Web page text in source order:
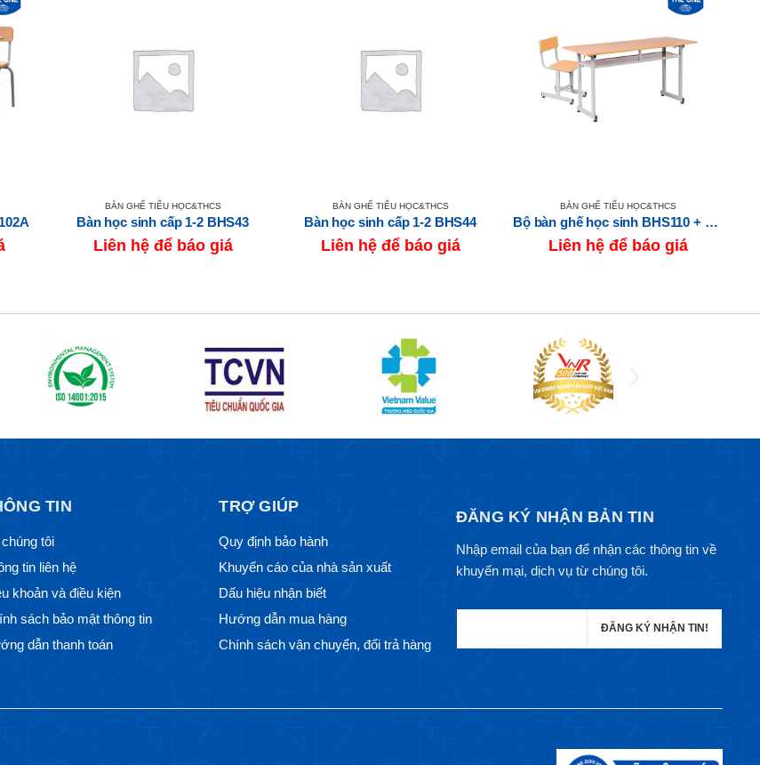
BÀN GHẾ TIỂU HỌC&THCS
Bàn học sinh cấp 1-2 BHS43
Liên hệ để báo giá
BÀN GHẾ TIỂU HỌC&THCS
Bàn học sinh cấp 1-2 BHS44
Liên hệ để báo giá
BÀN GHẾ TIỂU HỌC&THCS
Bộ bàn ghế học sinh BHS110 + GHS110
Liên hệ để báo giá
TIN
tôi
tin liên hệ
khoản và điều kiện
sách bảo mật thông tin
dẫn thanh toán
TRỢ GIÚP
Quy định bảo hành
Khuyến cáo của nhà sản xuất
Dấu hiệu nhận biết
Hướng dẫn mua hàng
Chính sách vận chuyển, đổi trả hàng
ĐĂNG KÝ NHẬN BẢN TIN
Nhập email của bạn để nhận các thông tin về
khuyến mại, dịch vụ từ chúng tôi.